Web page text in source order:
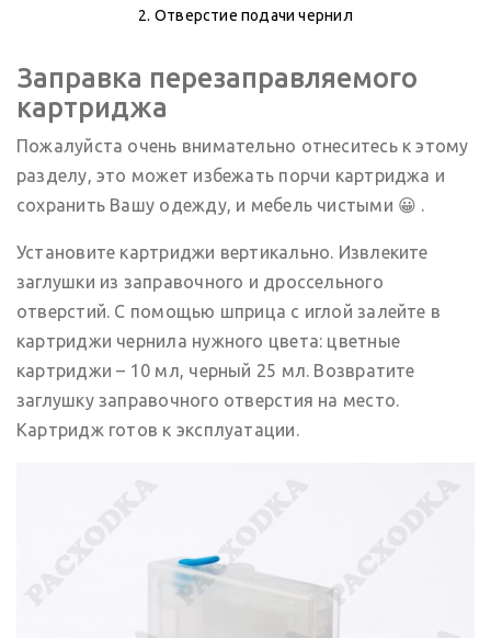
2. Отверстие подачи чернил
Заправка перезаправляемого
картриджа
Пожалуйста очень внимательно отнеситесь к этому
разделу, это может избежать порчи картриджа и
сохранить Вашу одежду, и мебель чистыми 😀 .
Установите картриджи вертикально. Извлеките
заглушки из заправочного и дроссельного
отверстий. С помощью шприца с иглой залейте в
картриджи чернила нужного цвета: цветные
картриджи – 10 мл, черный 25 мл. Возвратите
заглушку заправочного отверстия на место.
Картридж готов к эксплуатации.